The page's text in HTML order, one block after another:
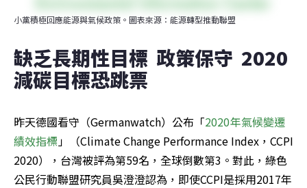
小黨積極回應能源與氣候政策。圖表來源：能源轉型推動聯盟
缺乏長期性目標  政策保守  2020
減碳目標恐跳票
昨天德國看守（Germanwatch）公布「2020年氣候變遷
績效指標 」（Climate Change Performance Index，CCPI
2020），台灣被評為第59名，全球倒數第3。對此，綠色
公民行動聯盟研究員吳澄澄認為，即使CCPI是採用2017年